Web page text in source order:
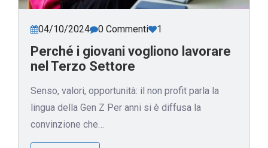
04/10/2024 0 Commenti 1
Perché i giovani vogliono lavorare
nel Terzo Settore
Senso, valori, opportunità: il non profit parla la
lingua della Gen Z Per anni si è diffusa la
convinzione che…